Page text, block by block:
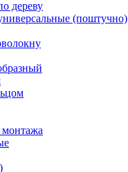
дереву
(поштучно)